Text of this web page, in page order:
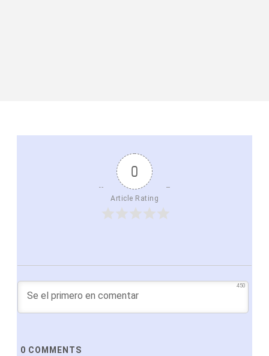
0
Article Rating
450
0 COMMENTS